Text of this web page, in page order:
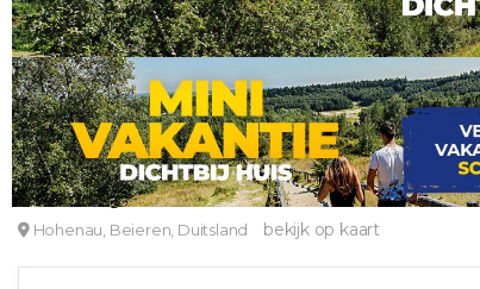
WEEKJE WEEKENDJE HOTELOVERNACHTINGEN 2, 3, 4 OF 5
Overnachten in Hohenau
Hotel Landgasthof Hohenauer Hof
Hohenau, Beieren, Duitsland bekijk op kaart